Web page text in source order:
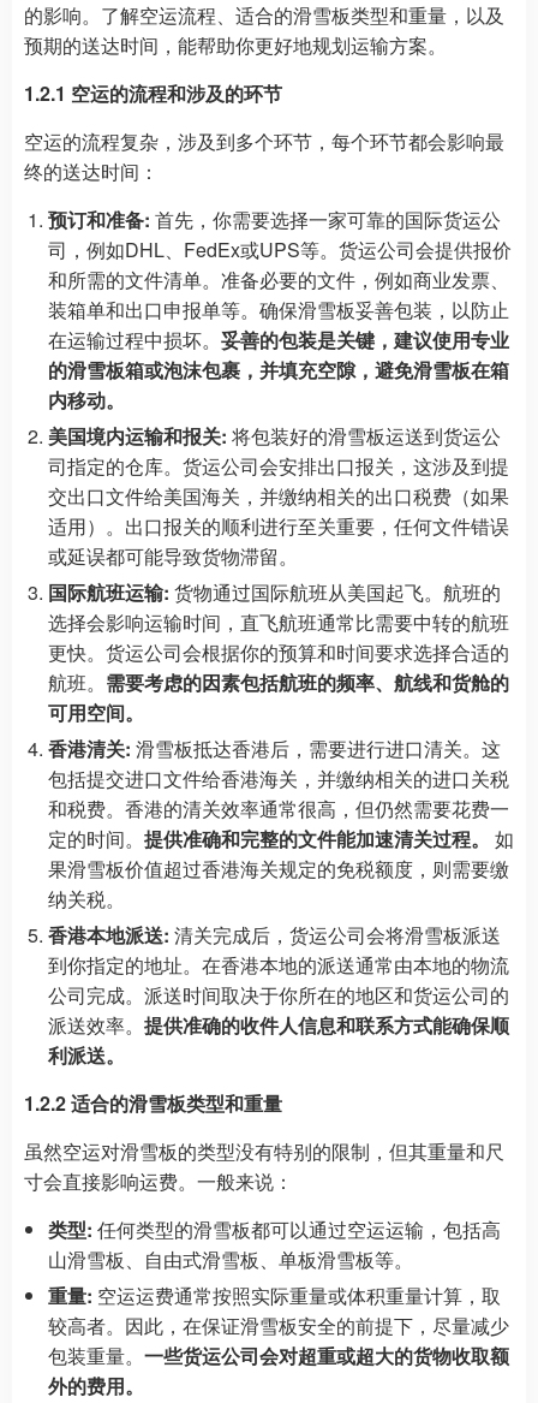
的影响。了解空运流程、适合的滑雪板类型和重量，以及
预期的送达时间，能帮助你更好地规划运输方案。
1.2.1 空运的流程和涉及的环节
空运的流程复杂，涉及到多个环节，每个环节都会影响最
终的送达时间：
预订和准备: 首先，你需要选择一家可靠的国际货运公
司，例如DHL、FedEx或UPS等。货运公司会提供报价
和所需的文件清单。准备必要的文件，例如商业发票、
装箱单和出口申报单等。确保滑雪板妥善包装，以防止
在运输过程中损坏。 妥善的包装是关键，建议使用专业
的滑雪板箱或泡沫包裹，并填充空隙，避免滑雪板在箱
内移动。
美国境内运输和报关: 将包装好的滑雪板运送到货运公
司指定的仓库。货运公司会安排出口报关，这涉及到提
交出口文件给美国海关，并缴纳相关的出口税费（如果
适用）。出口报关的顺利进行至关重要，任何文件错误
或延误都可能导致货物滞留。
国际航班运输: 货物通过国际航班从美国起飞。航班的
选择会影响运输时间，直飞航班通常比需要中转的航班
更快。货运公司会根据你的预算和时间要求选择合适的
航班。 需要考虑的因素包括航班的频率、航线和货舱的
可用空间。
香港清关: 滑雪板抵达香港后，需要进行进口清关。这
包括提交进口文件给香港海关，并缴纳相关的进口关税
和税费。香港的清关效率通常很高，但仍然需要花费一
定的时间。 提供准确和完整的文件能加速清关过程。
如
果滑雪板价值超过香港海关规定的免税额度，则需要缴
纳关税。
香港本地派送: 清关完成后，货运公司会将滑雪板派送
到你指定的地址。在香港本地的派送通常由本地的物流
公司完成。派送时间取决于你所在的地区和货运公司的
派送效率。 提供准确的收件人信息和联系方式能确保顺
利派送。
1.2.2 适合的滑雪板类型和重量
虽然空运对滑雪板的类型没有特别的限制，但其重量和尺
寸会直接影响运费。一般来说：
类型: 任何类型的滑雪板都可以通过空运运输，包括高
山滑雪板、自由式滑雪板、单板滑雪板等。
重量: 空运运费通常按照实际重量或体积重量计算，取
较高者。因此，在保证滑雪板安全的前提下，尽量减少
包装重量。 一些货运公司会对超重或超大的货物收取额
外的费用。